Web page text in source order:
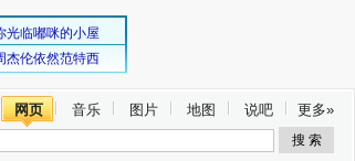
网页 音乐 图片 地图 说吧 更多»